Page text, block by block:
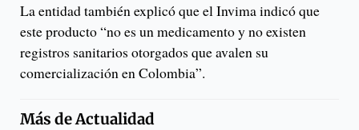
La entidad también explicó que el Invima indicó que
este producto “no es un medicamento y no existen
registros sanitarios otorgados que avalen su
comercialización en Colombia”.
Más deActualidad